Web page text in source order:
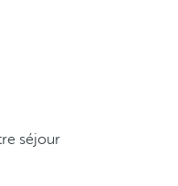
séjour